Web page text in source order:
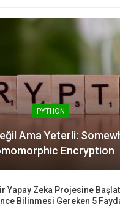
PYTHON
Ama Yeterli:
Encryption
Yapay Zeka Projesine
Bilinmesi Gereken 5